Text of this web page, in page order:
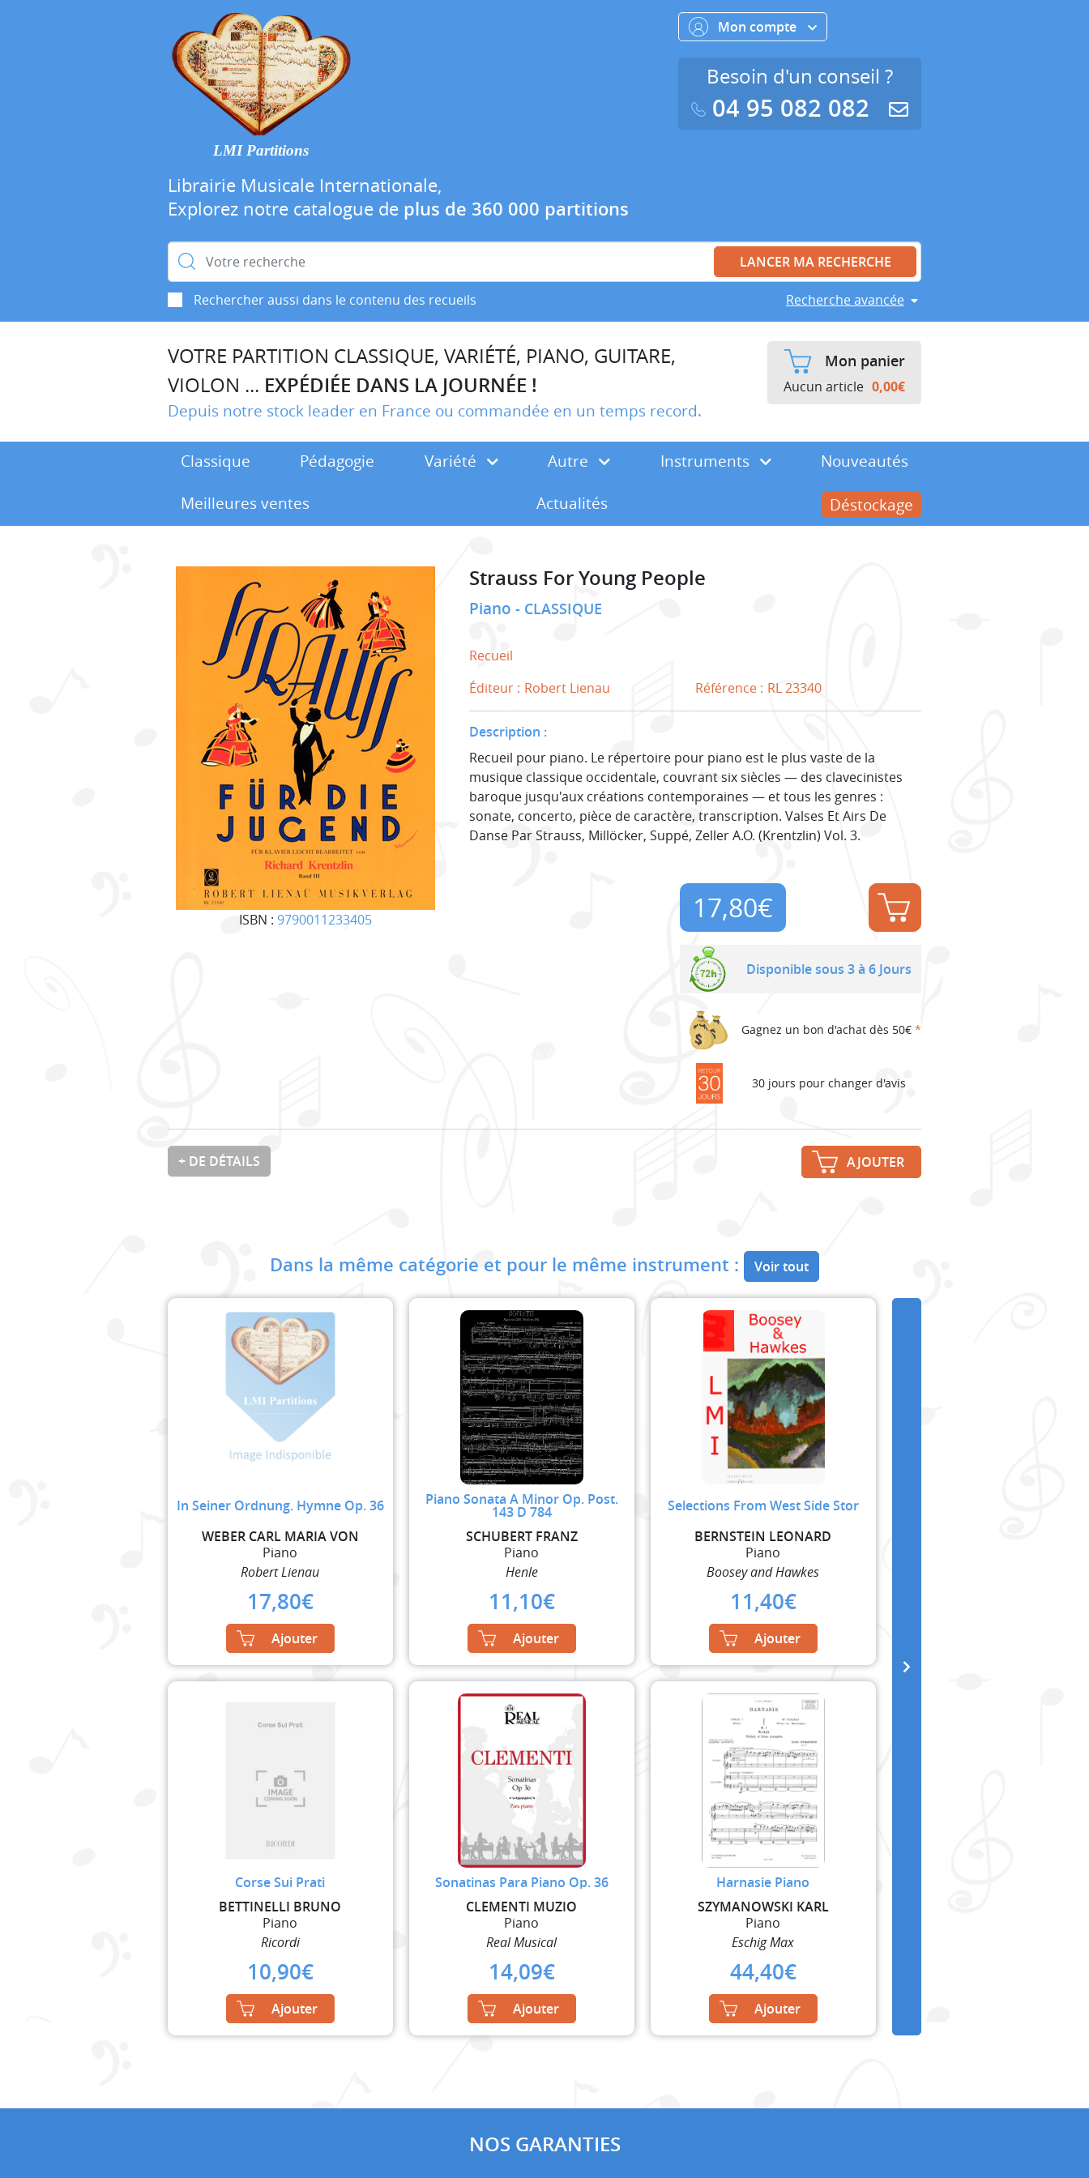
LMI Partitions
Librairie Musicale Internationale,
Explorez notre catalogue de plus de 360 000 partitions
Rechercher :
Rechercher aussi dans le contenu des recueils Recherche avancée
Mon compte
Besoin d'un conseil ?
04 95 082 082
VOTRE PARTITION CLASSIQUE, VARIÉTÉ, PIANO, GUITARE,
VIOLON ... EXPÉDIÉE DANS LA JOURNÉE !
Depuis notre stock leader en France ou commandée en un temps record.
Mon panier
Aucun article 0,00€
Classique Pédagogie Variété Autre Instruments
Nouveautés
Meilleures ventes
Actualités Déstockage
ISBN : 9790011233405
Strauss For Young People
Piano CLASSIQUE
Recueil
Éditeur : Robert Lienau Référence : RL 23340
Description :
Recueil pour piano. Le répertoire pour piano est le plus vaste de la
musique classique occidentale, couvrant six siècles — des clavecinistes
baroque jusqu'aux créations contemporaines — et tous les genres :
sonate, concerto, pièce de caractère, transcription. Valses Et Airs De
Danse Par Strauss, Millöcker, Suppé, Zeller A.O. (Krentzlin) Vol. 3.
17,80€
Disponible sous 3 à 6 Jours
Gagnez un bon d'achat dès 50€ *
30 jours pour changer d'avis
+ DE DÉTAILS AJOUTER
Dans la même catégorie et pour le même instrument : Voir tout
In Seiner Ordnung. Hymne Op. 36
WEBER CARL MARIA VON
Piano
Robert Lienau
17,80€
Ajouter
Piano Sonata A Minor Op. Post.
143 D 784
SCHUBERT FRANZ
Piano
Henle
11,10€
Ajouter
Selections From West Side Stor
BERNSTEIN LEONARD
Piano
Boosey and Hawkes
11,40€
Ajouter
Corse Sui Prati
BETTINELLI BRUNO
Piano
Ricordi
10,90€
Ajouter
Sonatinas Para Piano Op. 36
CLEMENTI MUZIO
Piano
Real Musical
14,09€
Ajouter
Harnasie Piano
SZYMANOWSKI KARL
Piano
Eschig Max
44,40€
Ajouter
NOS GARANTIES